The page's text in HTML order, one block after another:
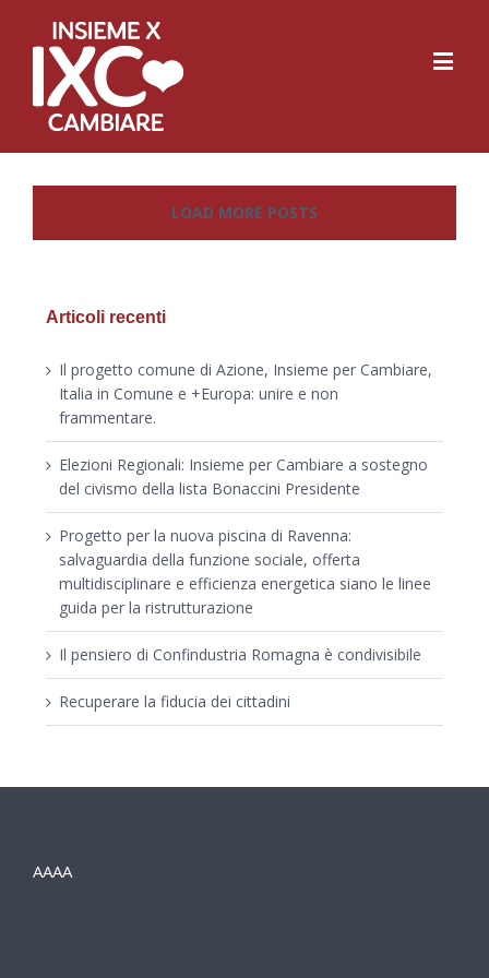
LOAD MORE POSTS
Articoli recenti
Il progetto comune di Azione, Insieme per Cambiare,
Italia in Comune e +Europa: unire e non
frammentare.
Elezioni Regionali: Insieme per Cambiare a sostegno
del civismo della lista Bonaccini Presidente
Progetto per la nuova piscina di Ravenna:
salvaguardia della funzione sociale, offerta
multidisciplinare e efficienza energetica siano le linee
guida per la ristrutturazione
Il pensiero di Confindustria Romagna è condivisibile
Recuperare la fiducia dei cittadini
AAAA